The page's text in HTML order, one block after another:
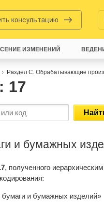
консультацию
Раздел C. Обрабатывающие
17
и бумажных
, полученного
и бумажных изделий»
ИЗМЕНЕНИЙ